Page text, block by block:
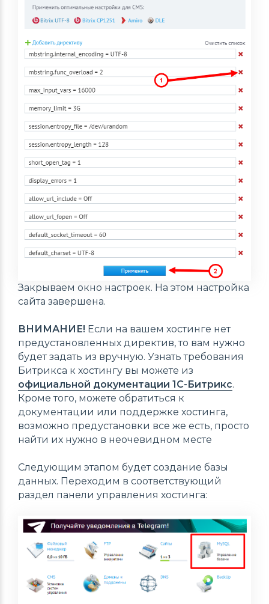
Закрываем окно настроек. На этом настройка
сайта завершена.
ВНИМАНИЕ! Если на вашем хостинге нет
предустановленных директив, то вам нужно
будет задать из вручную. Узнать требования
Битрикса к хостингу вы можете из
официальной документации 1С-Битрикс.
Кроме того, можете обратиться к
документации или поддержке хостинга,
возможно предустановки все же есть, просто
найти их нужно в неочевидном месте
Следующим этапом будет создание базы
данных. Переходим в соответствующий
раздел панели управления хостинга: